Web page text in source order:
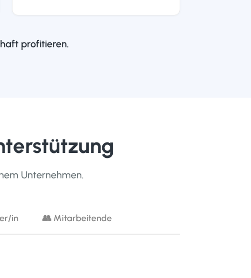
profitieren.
Unternehmen.
in 👥 Mitarbeitende